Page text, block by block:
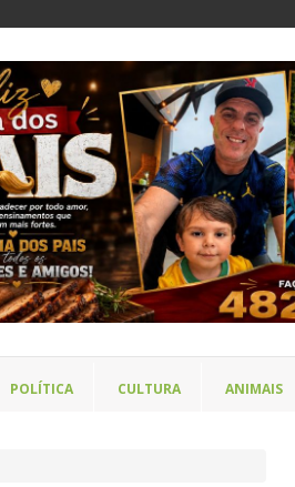
POLÍTICA CULTURA ANIMAIS